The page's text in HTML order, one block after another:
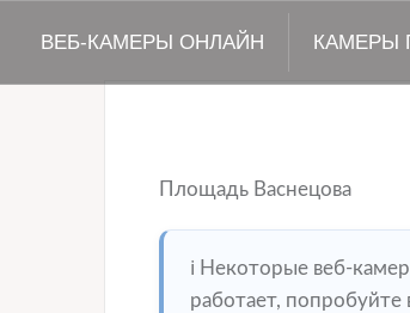
ВЕБ-КАМЕРЫ ОНЛАЙН КАМЕРЫ
Площадь Васнецова
ℹ️ Некоторые веб-
работает, попробуйте